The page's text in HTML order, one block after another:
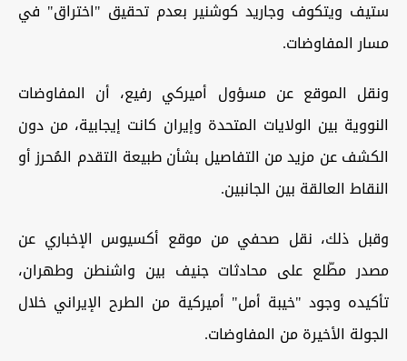
ستيف ويتكوف وجاريد كوشنير بعدم تحقيق "اختراق" في
مسار المفاوضات.
ونقل الموقع عن مسؤول أميركي رفيع، أن المفاوضات
النووية بين الولايات المتحدة وإيران كانت إيجابية، من دون
الكشف عن مزيد من التفاصيل بشأن طبيعة التقدم المُحرز أو
النقاط العالقة بين الجانبين.
وقبل ذلك، نقل صحفي من موقع أكسيوس الإخباري عن
مصدر مطّلع على محادثات جنيف بين واشنطن وطهران،
تأكيده وجود "خيبة أمل" أميركية من الطرح الإيراني خلال
الجولة الأخيرة من المفاوضات.